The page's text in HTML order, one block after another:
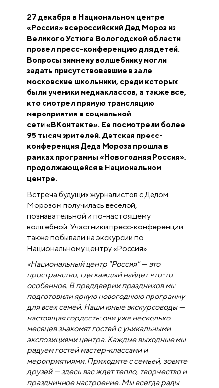
27 декабря в Национальном центре
«Россия» всероссийскийДед Мороз из
Великого Устюга Вологодской области
провел пресс-конференцию для детей.
Вопросы зимнему волшебнику могли
задать присутствовавшие в зале
московские школьники, среди которых
были ученики медиаклассов, а также все,
кто смотрел прямую трансляцию
мероприятия в социальной
сети«ВКонтакте». Ее посмотрели более
95 тысяч зрителей. Детская пресс-
конференция Деда Мороза прошла в
рамках программы «Новогодняя Россия»,
продолжающейся в Национальном
центре.
Встреча будущих журналистов с Дедом
Морозом получилась веселой,
познавательной и по-настоящему
волшебной. Участники пресс-конференции
также побывали на экскурсии по
Национальному центру «Россия».
«Национальный центр "Россия" — это
пространство, где каждый найдет что-то
особенное. В преддверии праздников мы
подготовили яркую новогоднюю программу
для всех семей. Наши юные экскурсоводы —
настоящая гордость: они уже несколько
месяцев знакомят гостей с уникальными
экспозициями центра. Каждые выходные мы
радуем гостей мастер-классами и
мероприятиями. Приходите с семьей, зовите
друзей — здесь вас ждет тепло, творчество и
праздничное настроение. Мы всегда рады